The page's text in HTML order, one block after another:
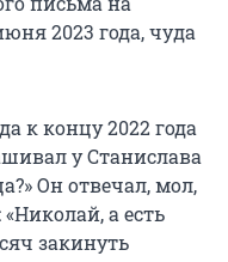
2023 года, чуда
к концу 2022 года
у Станислава
Он отвечал, мол,
а есть
закинуть